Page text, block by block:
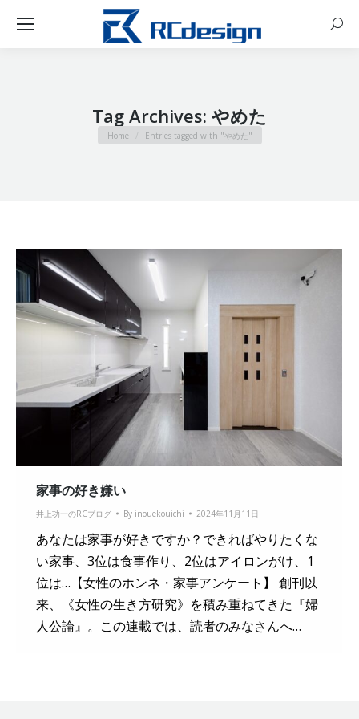
Tag Archives: やめた
You are here:
Home Entries tagged with "やめた"
家事の好き嫌い
井上功一のRCブログ By inouekouichi 2024年11月11日
あなたは家事が好きですか？できればやりたくな
い家事、3位は食事作り、2位はアイロンがけ、1
位は…【女性のホンネ・家事アンケート】 創刊以
来、《女性の生き方研究》を積み重ねてきた『婦
人公論』。この連載では、読者のみなさんへ…